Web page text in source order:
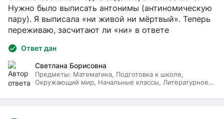
Нужно было выписать антонимы (антиномическую
пару). Я выписала «ни живой ни мёртвый». Теперь
переживаю, засчитают ли «ни» в ответе
Ответ дан
Светлана Борисовна
Предметы: Математика, Подготовка к школе,
Окружающий мир, Начальные классы, Литературное